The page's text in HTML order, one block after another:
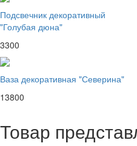
Подсвечник декоративный
"Голубая дюна"
3300
Ваза декоративная "Северина"
13800
Товар